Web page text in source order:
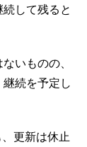
して残ると
いものの、
続を予定し
更新は休止